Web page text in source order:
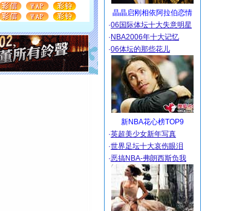
这个特别的日子里,愿幸福,
愿与你同在.圣诞快乐!
到你我要充电；没有你我会
我事业，抱你是我特长，吻
年快乐
晶晶启刚相依阿拉伯恋情
·06国际体坛十大失意明星
· NBA2006年十大记忆
·06体坛的那些花儿
新NBA花心榜TOP9
·英超美少女新年写真
·世界足坛十大哀伤眼泪
·恶搞NBA-弗朗西斯负我